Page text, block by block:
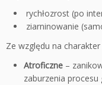
rychłozrost (po
ziarninowanie
Ze względu na
Atroficzne –
zaburzenia